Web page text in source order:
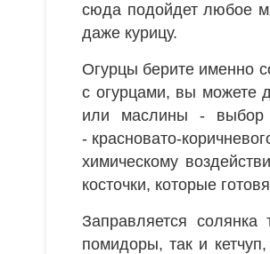
сюда подойдет любое
даже курицу.
Огурцы берите именно
с огурцами, вы можете
или маслины - выбор
- красновато-
химическому
косточки, которые
Заправляется
помидоры, так и